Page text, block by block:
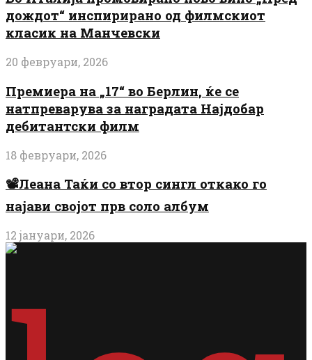
дождот“ инспирирано од филмскиот
класик на Манчевски
20 февруари, 2026
Премиера на „17“ во Берлин, ќе се
натпреварува за наградата Најдобар
дебитантски филм
18 февруари, 2026
📽️Леана Таќи со втор сингл откако го
најави својот прв соло албум
12 јануари, 2026